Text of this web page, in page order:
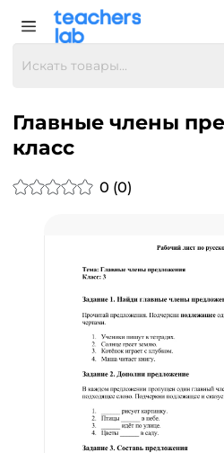
Главные члены
класс
0 (0)